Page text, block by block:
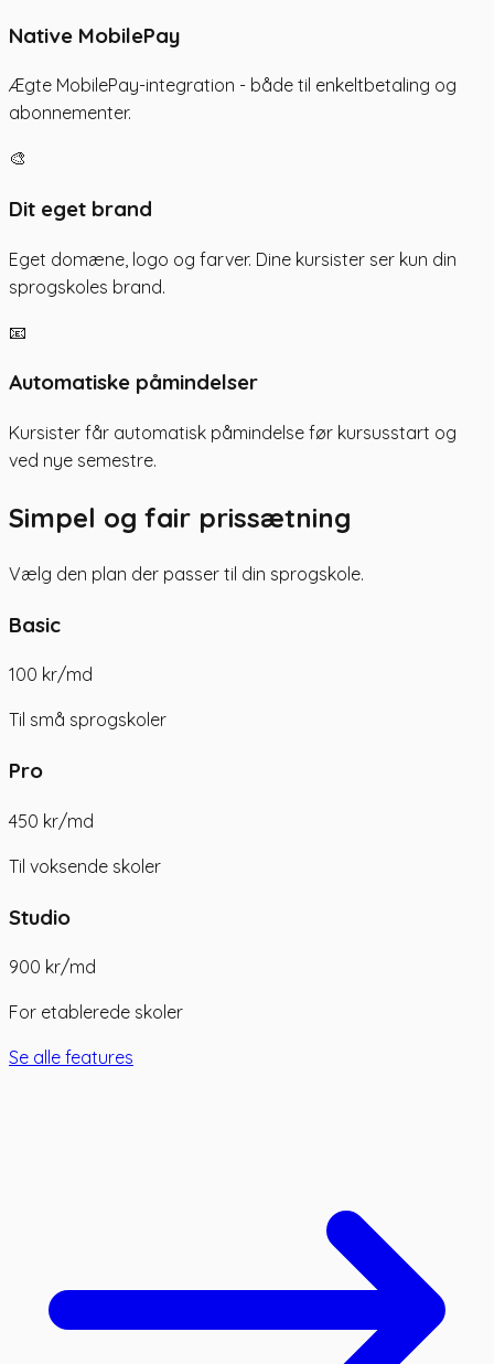
Native MobilePay
Ægte MobilePay-integration - både til enkeltbetaling og
abonnementer.
🎨
Dit eget brand
Eget domæne, logo og farver. Dine kursister ser kun din
sprogskoles brand.
📧
Automatiske påmindelser
Kursister får automatisk påmindelse før kursusstart og
ved nye semestre.
Simpel og fair prissætning
Vælg den plan der passer til din sprogskole.
Basic
100 kr/md
Til små sprogskoler
Pro
450 kr/md
Til voksende skoler
Studio
900 kr/md
For etablerede skoler
Se alle features